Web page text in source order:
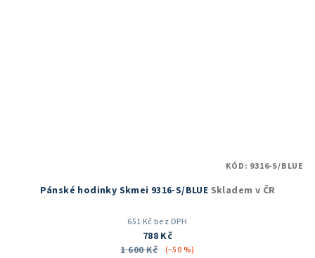
Pánské hodinky Skmei 9316-S/BLUE Skladem v ČR
651 Kč bez DPH
788 Kč
1 600 Kč
(–50 %)
KÓD: 9316-S/BLUE